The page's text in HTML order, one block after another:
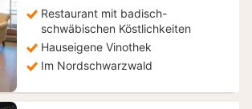
Restaurant mit badisch-
schwäbischen Köstlichkeiten
Hauseigene Vinothek
Im Nordschwarzwald